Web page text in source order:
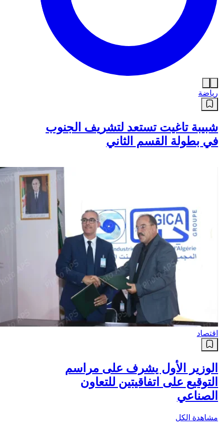
رياضة
شبيبة تاغيت تستعد لتشريف الجنوب
في بطولة القسم الثاني
اقتصاد
الوزير الأول يشرف على مراسم
التوقيع على اتفاقيتين للتعاون
الصناعي
مشاهدة الكل